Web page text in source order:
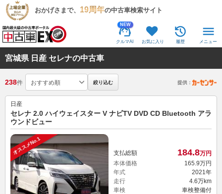
おかげさまで、 19周年の中古車検索サイト
NEW
クルマAI お気に入り 履歴 メニュー
宮城県 日産 セレナの中古車
238件 絞り込む 提供：
日産
セレナ 2.0 ハイウェイスター V ナビTV DVD CD Bluetooth アラ
ウンドビュー
オススメNo.1 支払総額 184.8万円
本体価格
165.9万円
年式
2021年
走行
4.6万km
車検
車検整備付